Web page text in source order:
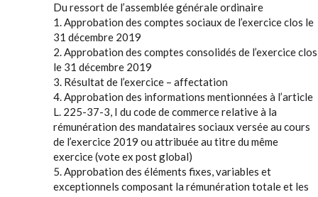
Du ressort de l’assemblée générale ordinaire
1. Approbation des comptes sociaux de l’exercice clos le
31 décembre 2019
2. Approbation des comptes consolidés de l’exercice clos
le 31 décembre 2019
3. Résultat de l’exercice – affectation
4. Approbation des informations mentionnées à l’article
L. 225-37-3, I du code de commerce relative à la
rémunération des mandataires sociaux versée au cours
de l’exercice 2019 ou attribuée au titre du même
exercice (vote ex post global)
5. Approbation des éléments fixes, variables et
exceptionnels composant la rémunération totale et les